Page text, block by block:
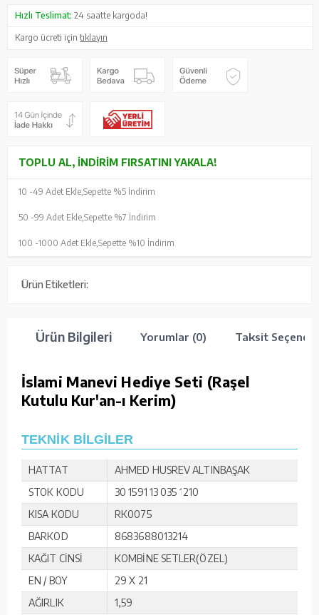
Hızlı Teslimat: 24 saatte kargoda!
Kargo ücreti içintıklayın
TOPLU AL, İNDIRIM FIRSATINI YAKALA!
10 -49 Adet Ekle, Sepette %5 İndirim
50 -99 Adet Ekle, Sepette %7 İndirim
100 -1000 Adet Ekle, Sepette %10 İndirim
Ürün Etiketleri:
Ürün Bilgileri Yorumlar (0) Taksit
İslami Manevi Hediye Seti (Raşel
Kutulu Kur'an-ı Kerim)
TEKNİK BİLGİLER
HATTAT
AHMED HUSREV ALTINBAŞAK
STOK KODU
30 1591 13 035 1210
KISA KODU
RK0075
BARKOD
8683688013214
KAĞIT CİNSİ
KOMBİNE SETLER(ÖZEL)
EN / BOY
29 X 21
AĞIRLIK
1,59